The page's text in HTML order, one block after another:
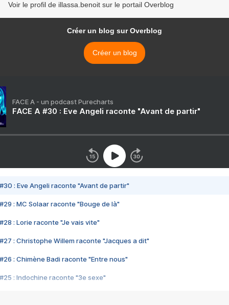
Voir le profil de illassa.benoit sur le portail Overblog
Créer un blog sur Overblog
Créer un blog
FACE A - un podcast Purecharts
FACE A #30 : Eve Angeli raconte "Avant de partir"
#30 : Eve Angeli raconte "Avant de partir"
#29 : MC Solaar raconte "Bouge de là"
#28 : Lorie raconte "Je vais vite"
#27 : Christophe Willem raconte "Jacques a dit"
#26 : Chimène Badi raconte "Entre nous"
#25 : Indochine raconte "3e sexe"